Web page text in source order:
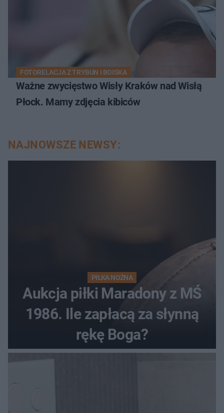
FOTORELACJA Z TRYBUN I BOISKA
Ważne zwycięstwo Wisły Kraków nad Wisłą
Płock. Mamy zdjęcia kibiców
NAJNOWSZE NEWSY:
PIŁKA NOŻNA
Aukcja piłki Maradony z MŚ
1986. Ile zapłacą za słynną
rękę Boga?